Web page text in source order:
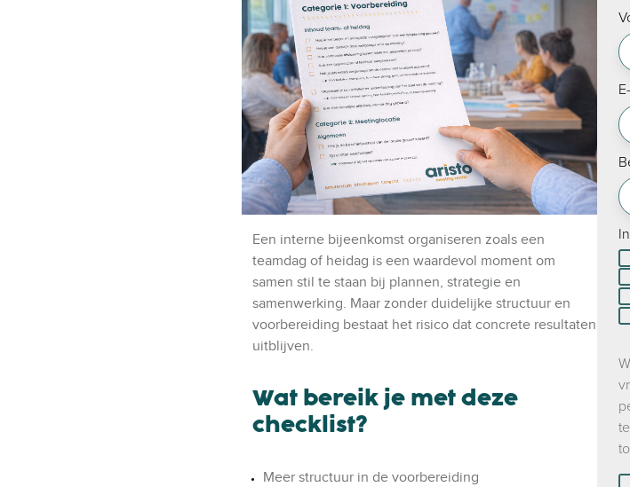
Een interne bijeenkomst organiseren zoals een
teamdag of heidag is een waardevol moment om
samen stil te staan bij plannen, strategie en
samenwerking. Maar zonder duidelijke structuur en
voorbereiding bestaat het risico dat concrete resultaten
uitblijven.
Wat bereik je met deze
checklist?
Meer structuur in de voorbereiding